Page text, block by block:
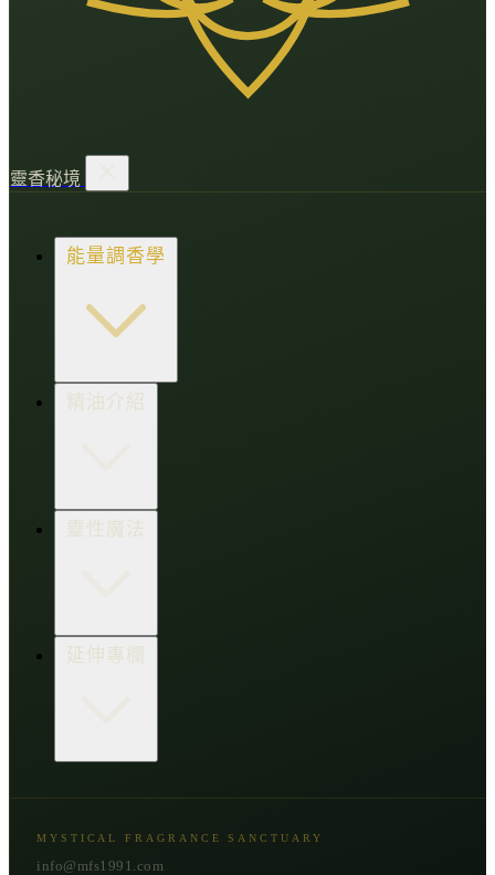
靈香秘境
能量調香學
香氛調頻術
生活點子王
精油介紹
木質類
樹脂類
靈性魔法
顯化與吸引力
延伸專欄
古文明與神話
節氣與民俗
MYSTICAL FRAGRANCE SANCTUARY
info@mfs1991.com